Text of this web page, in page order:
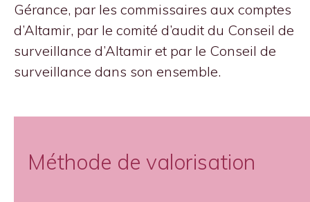
Gérance, par les commissaires aux comptes
d’Altamir, par le comité d’audit du Conseil de
surveillance d’Altamir et par le Conseil de
surveillance dans son ensemble.
Méthode de valorisation